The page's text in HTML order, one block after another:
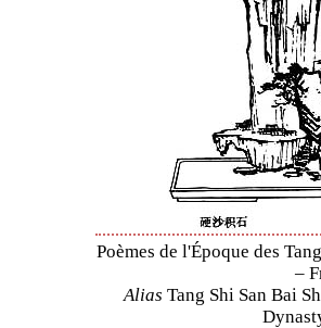
Poèmes de l'Époque des
–
Alias Tang Shi San Bai